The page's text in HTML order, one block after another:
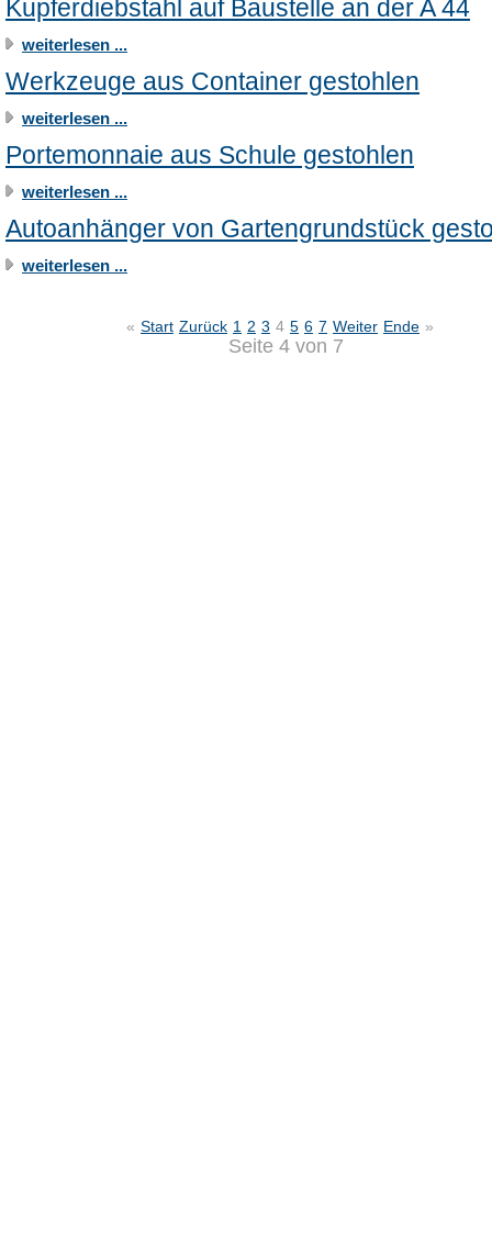
Kupferdiebstahl auf Baustelle an der A 44
weiterlesen ...
Werkzeuge aus Container gestohlen
weiterlesen ...
Portemonnaie aus Schule gestohlen
weiterlesen ...
Autoanhänger von Gartengrundstück
weiterlesen ...
« Start Zurück 1 2 3 4 5 6 7 Weiter Ende »
Seite 4 von 7